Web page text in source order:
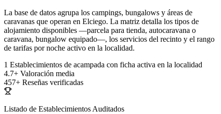
La base de datos agrupa los campings, bungalows y áreas de
caravanas que operan en Elciego. La matriz detalla los tipos de
alojamiento disponibles —parcela para tienda, autocaravana o
caravana, bungalow equipado—, los servicios del recinto y el rango
de tarifas por noche activo en la localidad.
1 Establecimientos de acampada con ficha activa en la localidad
4.7+ Valoración media
457+ Reseñas verificadas
Listado de Establecimientos Auditados